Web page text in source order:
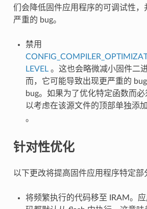
们会降低固件应用程序的可调试性，
严重的 bug。
禁用
LEVEL。这也会略微减小固件二
而，它可能导致出现更严重的
bug。如果为了优化特定函数而必
以考虑在该源文件的顶部单独添加
。
针对性优化
以下更改将提高固件应用程序特定部
将频繁执行的代码移至 IRAM。